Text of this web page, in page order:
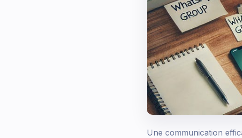
Une communication